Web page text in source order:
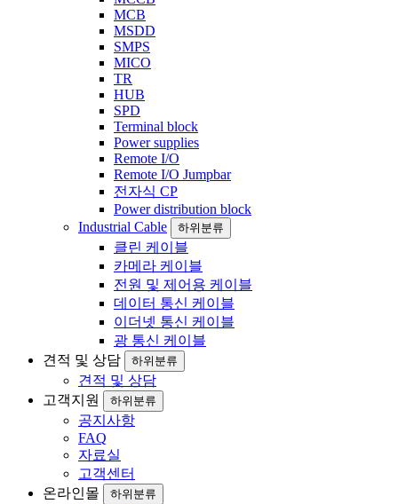
MCB
MSDD
SMPS
MICO
TR
HUB
SPD
Terminal block
Power supplies
Remote I/O
Remote I/O Jumpbar
전자식 CP
Power distribution block
Industrial Cable
하위분류
클린 케이블
카메라 케이블
전원 및 제어용 케이블
데이터 통신 케이블
이더넷 통신 케이블
광 통신 케이블
견적 및 상담
하위분류
견적 및 상담
고객지원
하위분류
공지사항
FAQ
자료실
고객센터
온라인몰
하위분류